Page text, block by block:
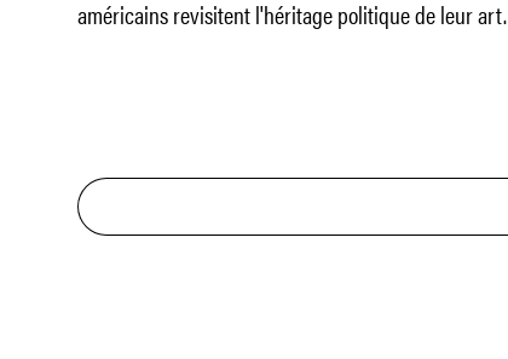
américains revisitent l'héritage politique de leur art.